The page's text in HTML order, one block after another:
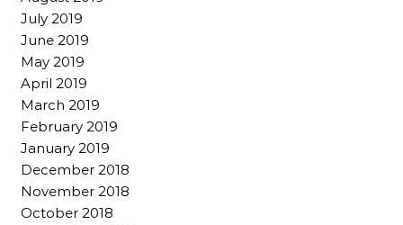
July 2019
June 2019
May 2019
April 2019
March 2019
February 2019
January 2019
December 2018
November 2018
October 2018